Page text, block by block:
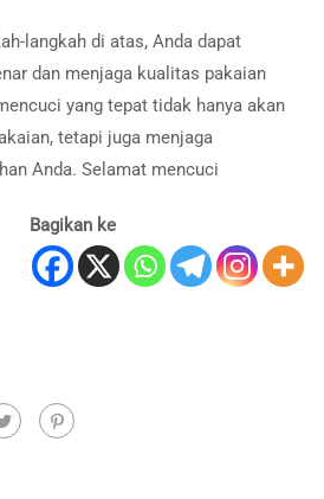
langkah di atas, Anda dapat
dan menjaga kualitas pakaian
yang tepat tidak hanya akan
tetapi juga menjaga
Anda. Selamat mencuci
Bagikan ke